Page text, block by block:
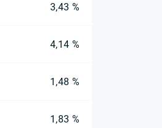
3,43 %
4,14 %
1,48 %
1,83 %